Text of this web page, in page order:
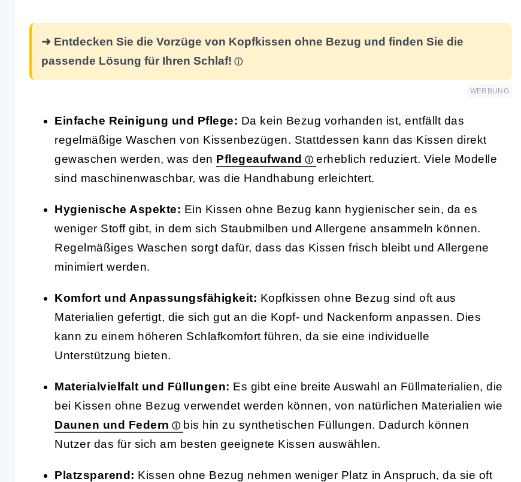
➜ Entdecken Sie die Vorzüge von Kopfkissen ohne Bezug und finden Sie die
passende Lösung für Ihren Schlaf!
WERBUNG
Einfache Reinigung und Pflege: Da kein Bezug vorhanden ist, entfällt das
regelmäßige Waschen von Kissenbezügen. Stattdessen kann das Kissen direkt
gewaschen werden, was den Pflegeaufwand
erheblich reduziert. Viele Modelle
sind maschinenwaschbar, was die Handhabung erleichtert.
Hygienische Aspekte: Ein Kissen ohne Bezug kann hygienischer sein, da es
weniger Stoff gibt, in dem sich Staubmilben und Allergene ansammeln können.
Regelmäßiges Waschen sorgt dafür, dass das Kissen frisch bleibt und Allergene
minimiert werden.
Komfort und Anpassungsfähigkeit: Kopfkissen ohne Bezug sind oft aus
Materialien gefertigt, die sich gut an die Kopf- und Nackenform anpassen. Dies
kann zu einem höheren Schlafkomfort führen, da sie eine individuelle
Unterstützung bieten.
Materialvielfalt und Füllungen: Es gibt eine breite Auswahl an Füllmaterialien, die
bei Kissen ohne Bezug verwendet werden können, von natürlichen Materialien wie
Daunen und Federn
bis hin zu synthetischen Füllungen. Dadurch können
Nutzer das für sich am besten geeignete Kissen auswählen.
Platzsparend: Kissen ohne Bezug nehmen weniger Platz in Anspruch, da sie oft